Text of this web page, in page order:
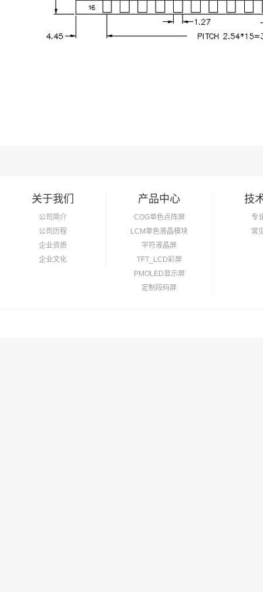
关于我们
公司简介
公司历程
企业资质
企业文化
产品中心
COG单色点阵屏
LCM单色液晶模块
字符液晶屏
TFT_LCD彩屏
PMOLED显示屏
定制段码屏
技
专
常